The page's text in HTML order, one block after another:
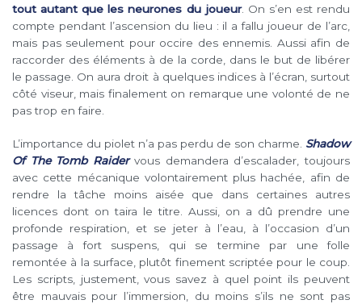
tout autant que les neurones du joueur. On s’en est rendu
compte pendant l’ascension du lieu : il a fallu joueur de l’arc,
mais pas seulement pour occire des ennemis. Aussi afin de
raccorder des éléments à de la corde, dans le but de libérer
le passage. On aura droit à quelques indices à l’écran, surtout
côté viseur, mais finalement on remarque une volonté de ne
pas trop en faire.
L’importance du piolet n’a pas perdu de son charme. Shadow
Of The Tomb Raidervous demandera d’escalader, toujours
avec cette mécanique volontairement plus hachée, afin de
rendre la tâche moins aisée que dans certaines autres
licences dont on taira le titre. Aussi, on a dû prendre une
profonde respiration, et se jeter à l’eau, à l’occasion d’un
passage à fort suspens, qui se termine par une folle
remontée à la surface, plutôt finement scriptée pour le coup.
Les scripts, justement, vous savez à quel point ils peuvent
être mauvais pour l’immersion, du moins s’ils ne sont pas